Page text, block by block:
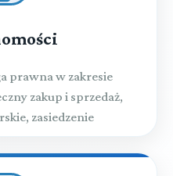
prawna w zakresie
zakup i sprzedaż,
zasiedzenie